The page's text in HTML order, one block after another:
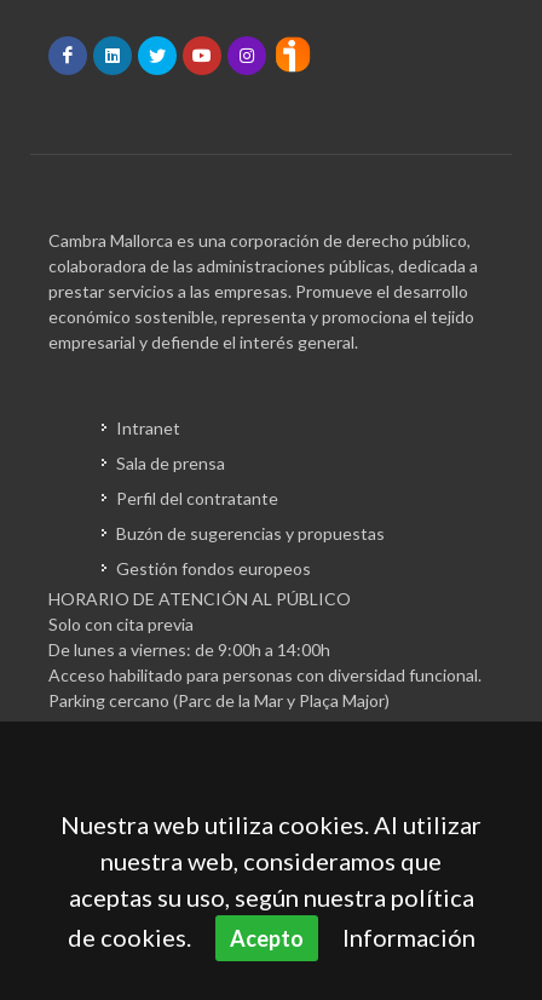
Cambra Mallorca es una corporación de derecho público,
colaboradora de las administraciones públicas, dedicada a
prestar servicios a las empresas. Promueve el desarrollo
económico sostenible, representa y promociona el tejido
empresarial y defiende el interés general.
Intranet
Sala de prensa
Perfil del contratante
Buzón de sugerencias y propuestas
Gestión fondos europeos
HORARIO DE ATENCIÓN AL PÚBLICO
Solo con cita previa
De lunes a viernes: de 9:00h a 14:00h
Acceso habilitado para personas con diversidad funcional.
Parking cercano (Parc de la Mar y Plaça Major)
Cámara Oficial de Comercio, Industria, Servicios y
Navegación de Mallorca
Política de privacidad
Nuestra web utiliza cookies. Al utilizar
nuestra web, consideramos que
aceptas su uso, según nuestra política
de cookies.
Acepto Información